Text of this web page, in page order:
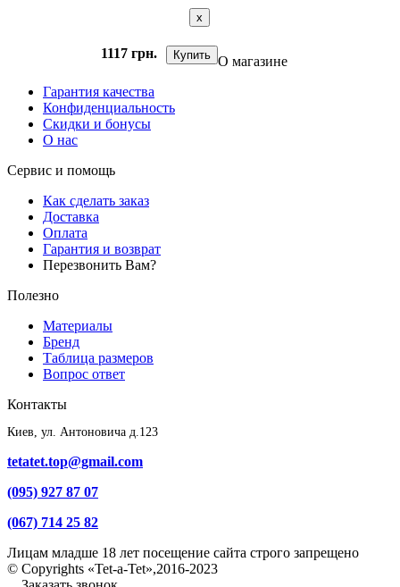
x
1117 грн. Купить О магазине
Гарантия качества
Конфиденциальность
Скидки и бонусы
О нас
Сервис и помощь
Как сделать заказ
Доставка
Оплата
Гарантия и возврат
Перезвонить Вам?
Полезно
Материалы
Бренд
Таблица размеров
Вопрос ответ
Контакты
Киев, ул. Антоновича д.123
tetatet.top@gmail.com
(095) 927 87 07
(067) 714 25 82
Лицам младше 18 лет посещение сайта строго запрещено
© Copyrights «Tet-a-Tet»,2016-2023